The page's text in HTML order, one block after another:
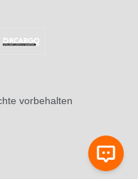
vorbehalten